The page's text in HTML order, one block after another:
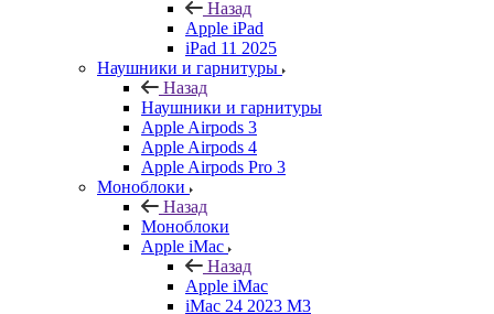
Назад
Apple iPad
iPad 11 2025
Наушники и гарнитуры
Назад
Наушники и гарнитуры
Apple Airpods 3
Apple Airpods 4
Apple Airpods Pro 3
Моноблоки
Назад
Моноблоки
Apple iMac
Назад
Apple iMac
iMac 24 2023 M3